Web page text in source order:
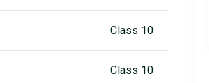
Class 10
Class 10